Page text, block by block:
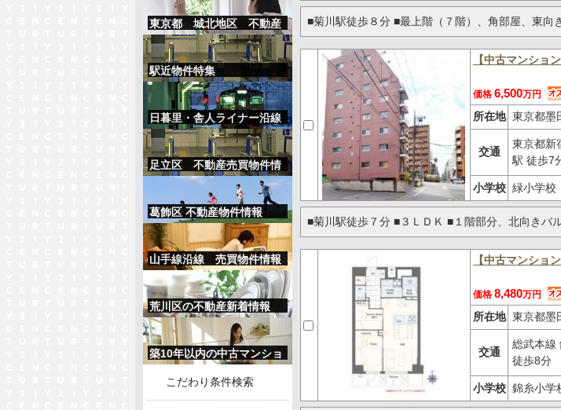
■菊川駅徒歩８分 ■最上階（７階）、角部屋、東向
【中古マンショ
価格 6,500万円
所在地 東京都墨
交通
東京都新
駅 徒歩7
小学校 緑小学校
■菊川駅徒歩７分 ■３ＬＤＫ ■１階部分、北向きバ
【中古マンショ
価格 8,480万円
所在地 東京都墨
交通
総武本線
徒歩8分
小学校 錦糸小学
東京都 城北地区 不動産
売買物件情報
駅近物件特集
日暮里・舎人ライナー沿線
の物件情報
足立区 不動産売買物件情
葛飾区 不動産物件情報
山手線沿線 売買物件情報
荒川区の不動産新着情報
築10年以内の中古マンショ
こだわり条件検索